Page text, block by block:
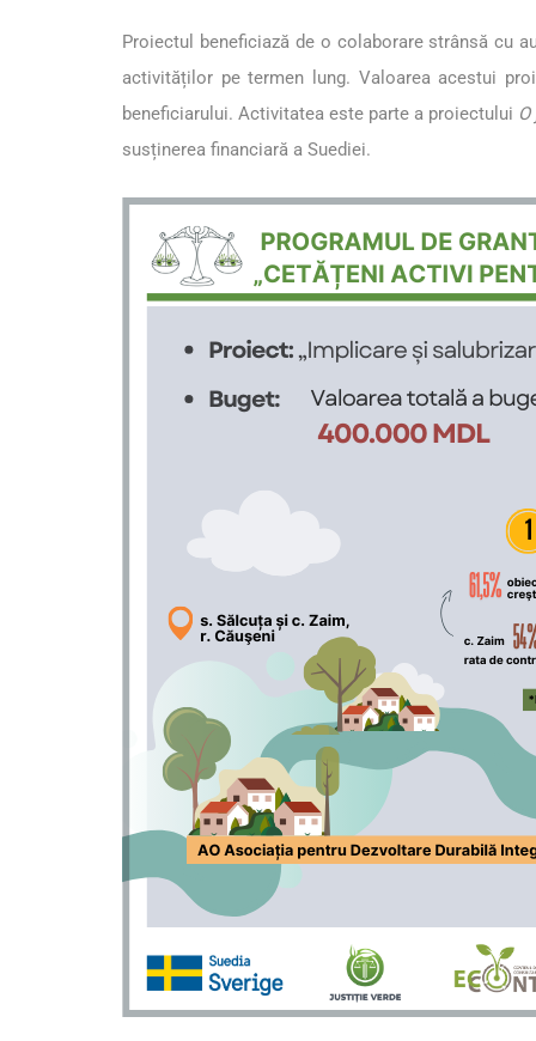
Proiectul beneficiază de o colaborare strânsă cu
activităților pe termen lung. Valoarea acestui
beneficiarului. Activitatea este parte a proiectului
susținerea financiară a Suediei.